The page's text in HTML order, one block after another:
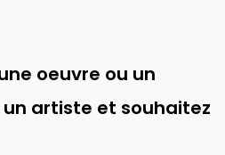
oeuvre ou un
artiste et souhaitez